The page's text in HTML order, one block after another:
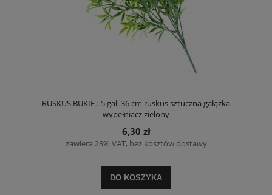
RUSKUS BUKIET 5 gał. 36 cm ruskus sztuczna gałązka
wypełniacz zielony
6,30 zł
zawiera 23% VAT, bez kosztów dostawy
DO KOSZYKA